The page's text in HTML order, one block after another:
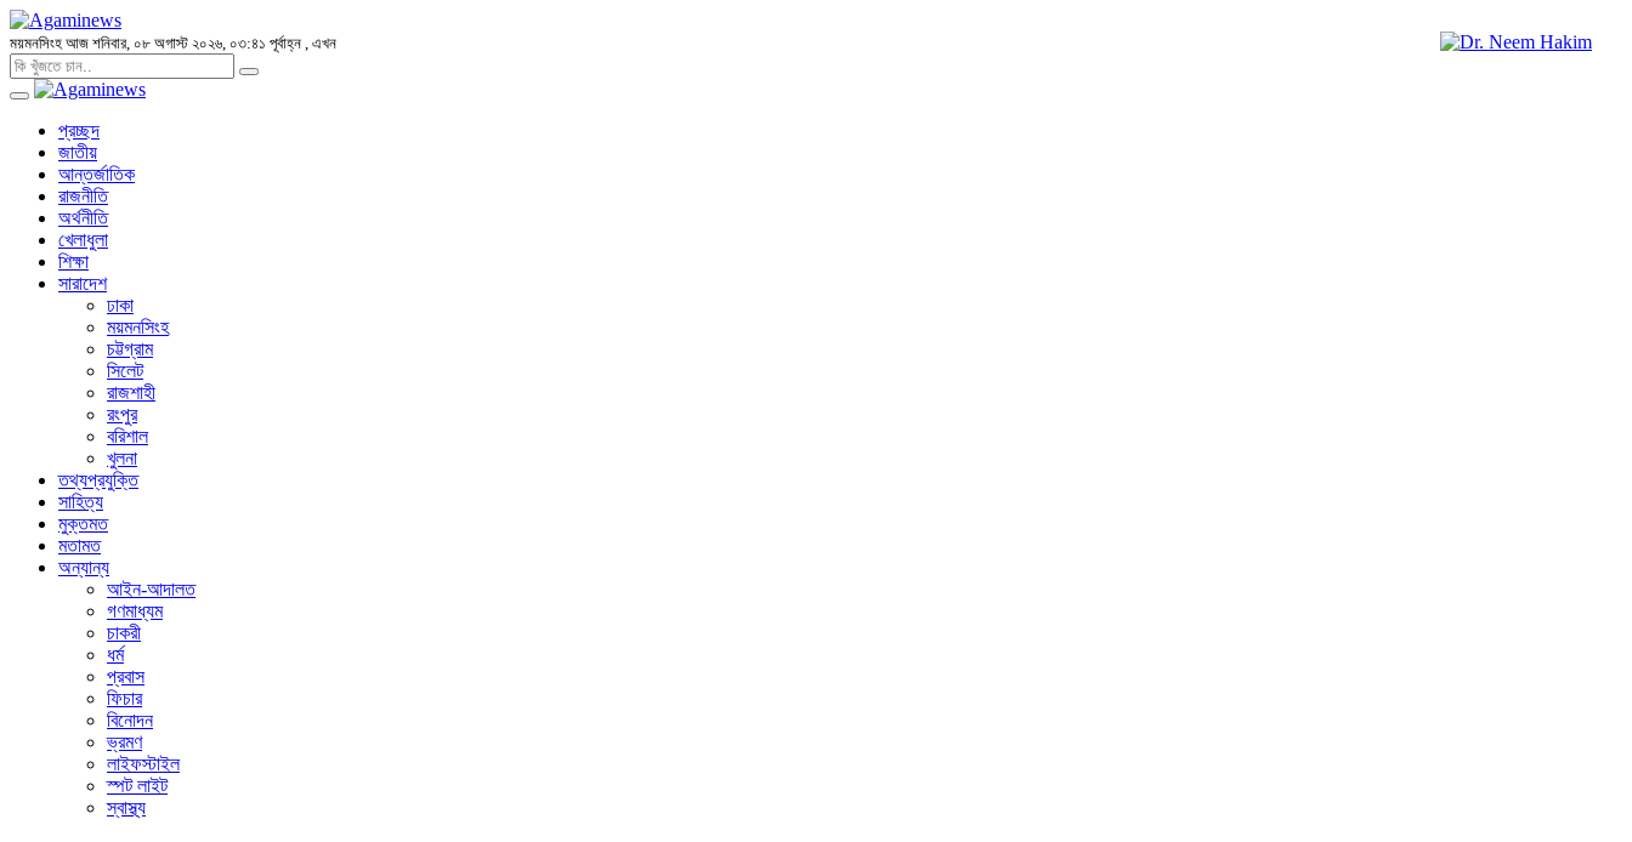
ময়মনসিংহ আজ শনিবার, ০৮ অগাস্ট ২০২৬, ০৩:৪১ পূর্বাহ্ন , এখন
প্রচ্ছদ
জাতীয়
আন্তর্জাতিক
রাজনীতি
অর্থনীতি
খেলাধুলা
শিক্ষা
সারাদেশ
ঢাকা
ময়মনসিংহ
চট্টগ্রাম
সিলেট
রাজশাহী
রংপুর
বরিশাল
খুলনা
তথ্যপ্রযুক্তি
সাহিত্য
মুক্তমত
মতামত
অন্যান্য
আইন-আদালত
গণমাধ্যম
চাকরী
ধর্ম
প্রবাস
ফিচার
বিনোদন
ভ্রমণ
লাইফস্টাইল
স্পট লাইট
স্বাস্থ্য